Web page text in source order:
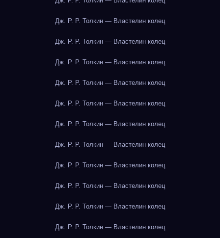
Дж. Р. Р. Толкин — Властелин колец
Дж. Р. Р. Толкин — Властелин колец
Дж. Р. Р. Толкин — Властелин колец
Дж. Р. Р. Толкин — Властелин колец
Дж. Р. Р. Толкин — Властелин колец
Дж. Р. Р. Толкин — Властелин колец
Дж. Р. Р. Толкин — Властелин колец
Дж. Р. Р. Толкин — Властелин колец
Дж. Р. Р. Толкин — Властелин колец
Дж. Р. Р. Толкин — Властелин колец
Дж. Р. Р. Толкин — Властелин колец